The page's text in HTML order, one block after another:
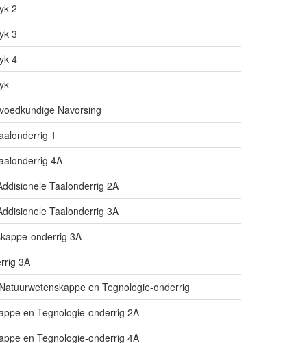
2
3
4
Navorsing
1
4A
Taalonderrig 2A
Taalonderrig 3A
onderrig 3A
3A
en Tegnologie-onderrig
en Tegnologie-onderrig 2A
en Tegnologie-onderrig 4A